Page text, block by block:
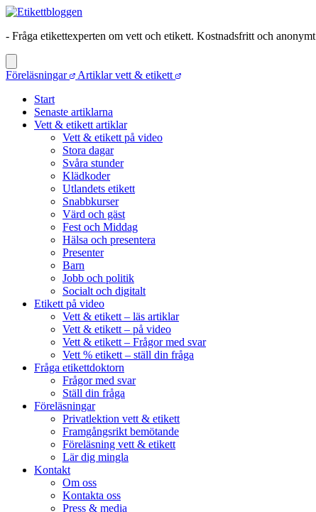
- Fråga etikettexperten om vett och etikett. Kostnadsfritt och anonymt
Föreläsningar
Artiklar vett & etikett
Start
Senaste artiklarna
Vett & etikett artiklar
Vett & etikett på video
Stora dagar
Svåra stunder
Klädkoder
Utlandets etikett
Snabbkurser
Värd och gäst
Fest och Middag
Hälsa och presentera
Presenter
Barn
Jobb och politik
Socialt och digitalt
Etikett på video
Vett & etikett – läs artiklar
Vett & etikett – på video
Vett & etikett – Frågor med svar
Vett % etikett – ställ din fråga
Fråga etikettdoktorn
Frågor med svar
Ställ din fråga
Föreläsningar
Privatlektion vett & etikett
Framgångsrikt bemötande
Föreläsning vett & etikett
Lär dig mingla
Kontakt
Om oss
Kontakta oss
Press & media